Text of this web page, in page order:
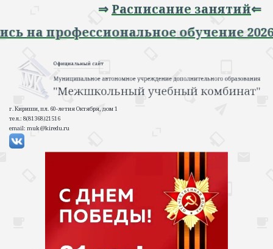
⇒Расписание занятий⇐
на профессиональное обучение
г. Кириши, пл. 60-летия Октября, дом 1
тел.: 8(81368)21516
email: muk@kiredu.ru